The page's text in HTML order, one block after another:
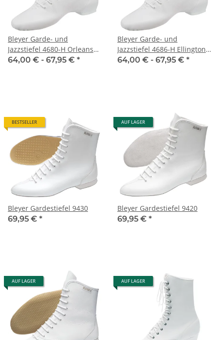
Bleyer Garde- und
Jazzstiefel 4680-H Orleans
(normalhoher Schaft)
64,00 € - 67,95 € *
Bleyer Garde- und
Jazzstiefel 4686-H Ellington
(normalhoher Schaft)
64,00 € - 67,95 € *
BESTSELLER
Bleyer Gardestiefel 9430
69,95 € *
AUF LAGER
Bleyer Gardestiefel 9420
69,95 € *
AUF LAGER AUF LAGER